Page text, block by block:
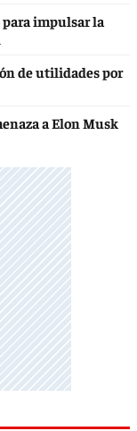
para impulsar la
de utilidades por
a Elon Musk